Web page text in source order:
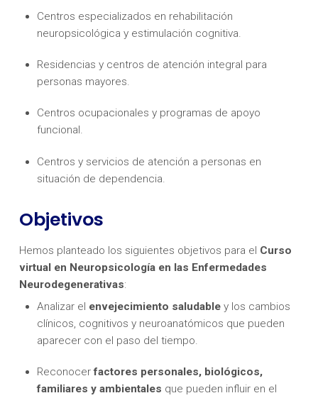
Centros especializados en rehabilitación
neuropsicológica y estimulación cognitiva.
Residencias y centros de atención integral para
personas mayores.
Centros ocupacionales y programas de apoyo
funcional.
Centros y servicios de atención a personas en
situación de dependencia.
Objetivos
Hemos planteado los siguientes objetivos para el Curso
virtual en Neuropsicología en las Enfermedades
Neurodegenerativas:
Analizar el envejecimiento saludable y los cambios
clínicos, cognitivos y neuroanatómicos que pueden
aparecer con el paso del tiempo.
Reconocerfactores personales, biológicos,
familiares y ambientales que pueden influir en el